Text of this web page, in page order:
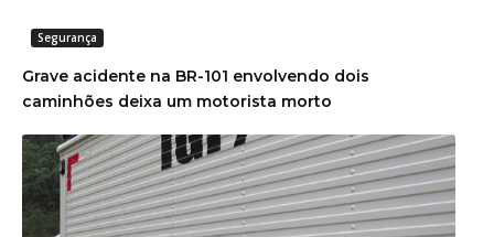
Segurança
Grave acidente na BR-101 envolvendo dois
caminhões deixa um motorista morto